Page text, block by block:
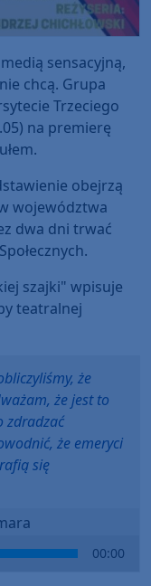
sensacyjną,
chcą. Grupa
Trzeciego
na premierę
obejrzą
województwa
dwa dni trwać
szajki" wpisuje
teatralnej
że
że jest to
zdradzać
że emeryci
się
00:00